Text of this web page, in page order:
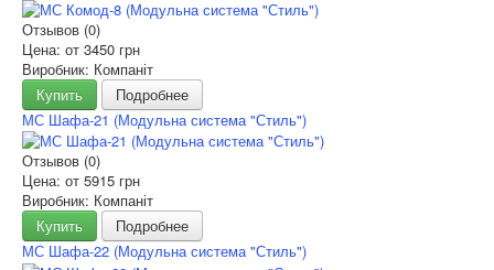
Отзывов (0)
Цена: от 3450 грн
Виробник: Компаніт
Купить
Подробнее
МС Шафа-21 (Модульна система "Стиль")
Отзывов (0)
Цена: от 5915 грн
Виробник: Компаніт
Купить
Подробнее
МС Шафа-22 (Модульна система "Стиль")